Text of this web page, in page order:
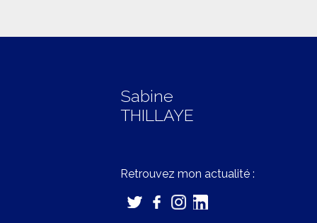
Sabine
THILLAYE
Retrouvez mon actualité :